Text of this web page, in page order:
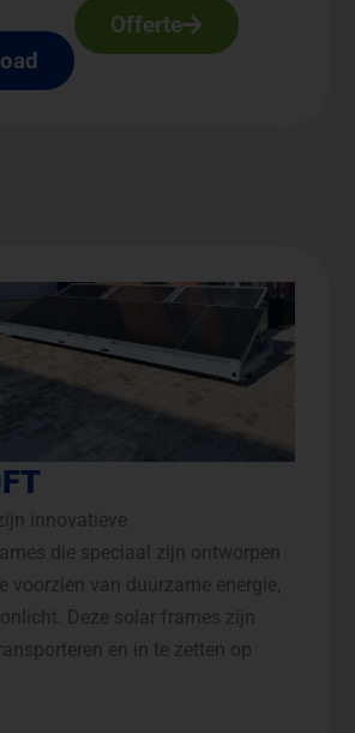
Offerte
innovatieve
die speciaal zijn ontworpen
voorzien van duurzame energie,
Deze solar frames zijn
en in te zetten op